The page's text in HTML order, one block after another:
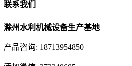
联系我们
滁州水利机械设备生产基地
产品咨询: 18713954850